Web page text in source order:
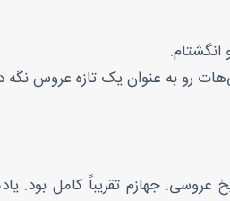
رو به عنوان یک تازه عروس نگه
جهازم تقریباً کامل بود.